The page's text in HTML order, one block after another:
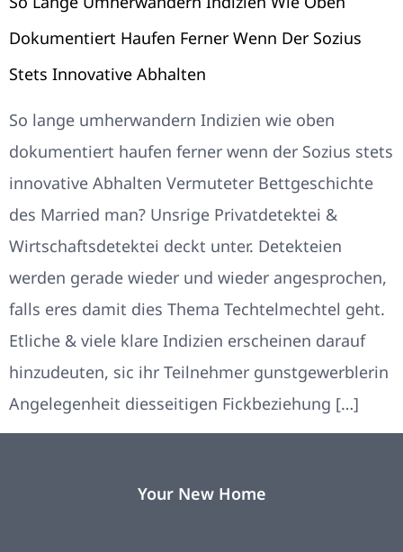
Dokumentiert Haufen Ferner Wenn Der Sozius
Stets Innovative Abhalten
So lange umherwandern Indizien wie oben
dokumentiert haufen ferner wenn der Sozius stets
innovative Abhalten Vermuteter Bettgeschichte
des Married man? Unsrige Privatdetektei &
Wirtschaftsdetektei deckt unter. Detekteien
werden gerade wieder und wieder angesprochen,
falls eres damit dies Thema Techtelmechtel geht.
Etliche & viele klare Indizien erscheinen darauf
hinzudeuten, sic ihr Teilnehmer gunstgewerblerin
Angelegenheit diesseitigen Fickbeziehung […]
Your New Home